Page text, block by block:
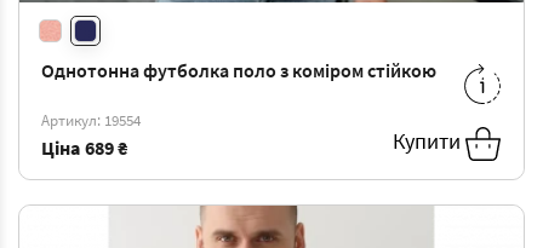
Однотонна футболка поло з коміром стійкою
Артикул: 19554
Ціна 689 ₴ Купити
M